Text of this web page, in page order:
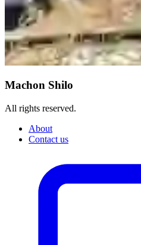
Machon Shilo
All rights reserved.
About
Contact us